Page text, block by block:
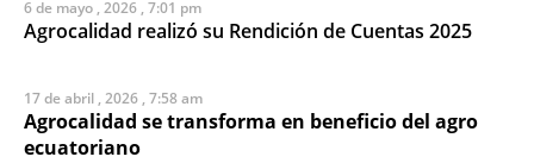
6 de mayo , 2026 , 7:01 pm
Agrocalidad realizó su Rendición de Cuentas 2025
17 de abril , 2026 , 7:58 am
Agrocalidad se transforma en beneficio del agro
ecuatoriano